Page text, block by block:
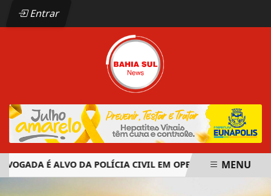
Entrar
É ALVO DA POLÍCIA CIVIL EM OPERAÇÃO CONTRA
MENU